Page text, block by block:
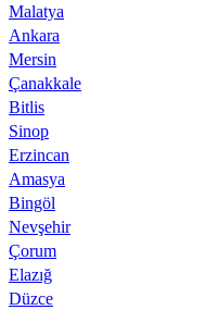
Malatya
Ankara
Mersin
Çanakkale
Bitlis
Sinop
Erzincan
Amasya
Bingöl
Nevşehir
Çorum
Elazığ
Düzce